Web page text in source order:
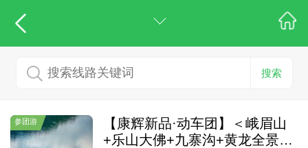
搜索
参团游
【康辉新品·动车团】＜峨眉山
+乐山大佛+九寨沟+黄龙全景动